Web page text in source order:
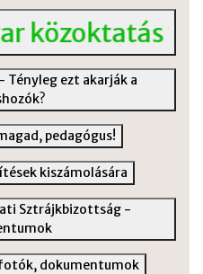
Tényleg ezt akarják a
pedagógus!
kiszámolására
Sztrájkbizottság -
fotók, dokumentumok